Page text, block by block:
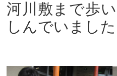
河川敷まで歩
しんでいました